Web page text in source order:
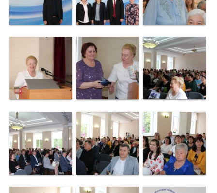
Contracte
Contract
colectiv
de
muncă
Donații
Anticorupție
Declarații